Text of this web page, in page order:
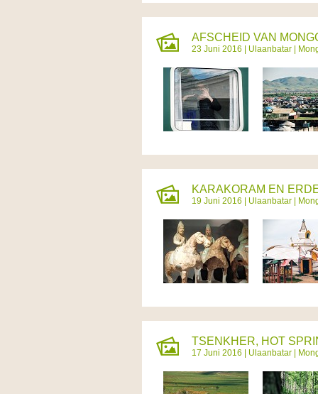
AFSCHEID VAN
23 Juni 2016 | Ulaanbatar |
KARAKORAM EN
19 Juni 2016 | Ulaanbatar |
TSENKHER, HOT
17 Juni 2016 | Ulaanbatar |